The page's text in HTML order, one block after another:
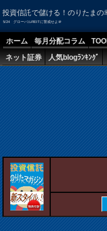
投資信託で儲ける！のりたま
5/24 グローバルREITに警戒せよ＠
ホーム 毎月分配コラム
ネット証券
人気blogﾗﾝｷﾝｸﾞ